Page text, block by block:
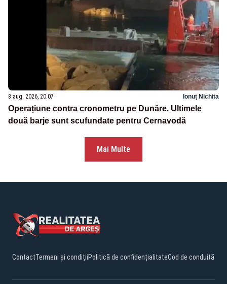
8 aug. 2026, 20:07 Ionuț Nichita
Operațiune contra cronometru pe Dunăre. Ultimele
două barje sunt scufundate pentru Cernavodă
Mai Multe
ContactTermeni și condițiiPolitică de confidențialitateCod de conduită